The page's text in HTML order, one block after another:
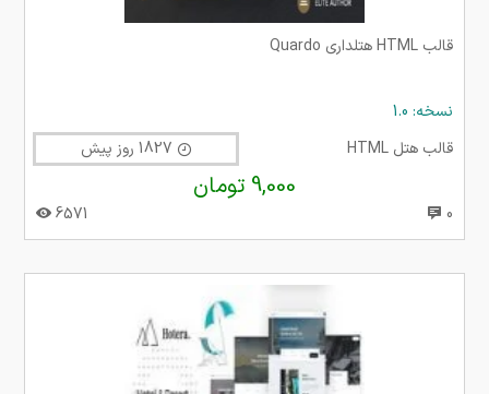
قالب HTML هتلداری Quardo
نسخه: 1.0
قالب هتل HTML
9,000 تومان
0
6571